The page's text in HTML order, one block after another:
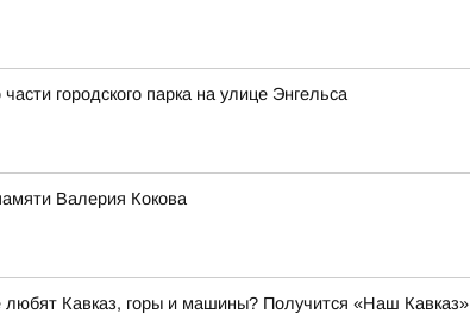
городского парка на улице Энгельса
Валерия Кокова
Кавказ, горы и машины? Получится «Наш Кавказ»